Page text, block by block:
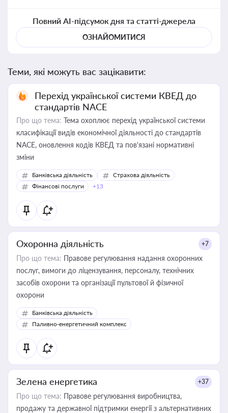
Повний AI-підсумок дня та статті-джерела
ОЗНАЙОМИТИСЯ
Теми, які можуть вас зацікавити:
Перехід української системи КВЕД до
стандартів NACE
Про що тема: Тема охоплює перехід української системи
класифікації видів економічної діяльності до стандартів
NACE, оновлення кодів КВЕД та пов'язані нормативні
зміни
Банківська діяльність
Страхова діяльність
Фінансові послуги
+13
Охоронна діяльність +7
Про що тема: Правове регулювання надання охоронних
послуг, вимоги до ліцензування, персоналу, технічних
засобів охорони та організації пультової й фізичної
охорони
Банківська діяльність
Паливно-енергетичний комплекс
Зелена енергетика +37
Про що тема: Правове регулювання виробництва,
продажу та державної підтримки енергії з альтернативних